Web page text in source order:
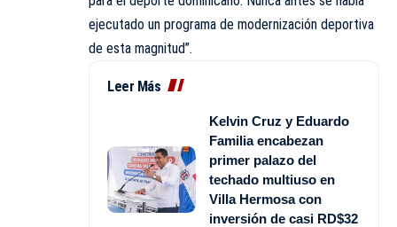
ejecutado un programa de modernización deportiva
de esta magnitud”.
Leer Más
Kelvin Cruz y Eduardo
Familia encabezan
primer palazo del
techado multiuso en
Villa Hermosa con
inversión de casi RD$32